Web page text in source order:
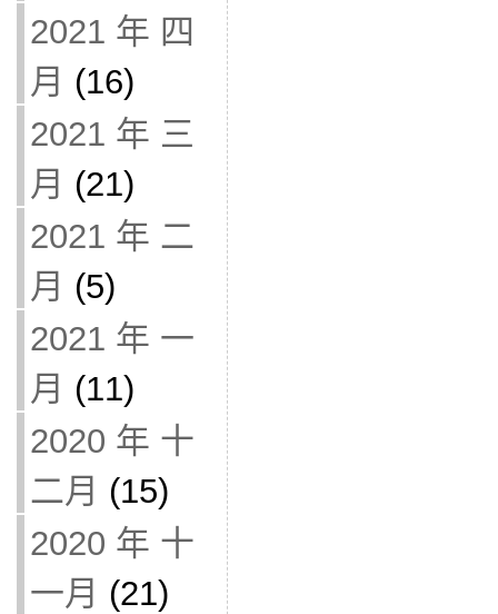
2021 年 四
月 (16)
2021 年 三
月 (21)
2021 年 二
月 (5)
2021 年 一
月 (11)
2020 年 十
二月 (15)
2020 年 十
一月 (21)